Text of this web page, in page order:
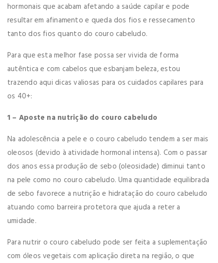
hormonais que acabam afetando a saúde capilar e pode
resultar em afinamento e queda dos fios e ressecamento
tanto dos fios quanto do couro cabeludo.
Para que esta melhor fase possa ser vivida de forma
autêntica e com cabelos que esbanjam beleza, estou
trazendo aqui dicas valiosas para os cuidados capilares para
os 40+:
1 – Aposte na nutrição do couro cabeludo
Na adolescência a pele e o couro cabeludo tendem a ser mais
oleosos (devido à atividade hormonal intensa). Com o passar
dos anos essa produção de sebo (oleosidade) diminui tanto
na pele como no couro cabeludo. Uma quantidade equilibrada
de sebo favorece a nutrição e hidratação do couro cabeludo
atuando como barreira protetora que ajuda a reter a
umidade.
Para nutrir o couro cabeludo pode ser feita a suplementação
com óleos vegetais com aplicação direta na região, o que